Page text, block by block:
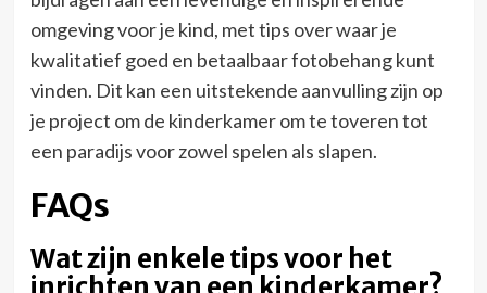
omgeving voor je kind, met tips over waar je
kwalitatief goed en betaalbaar fotobehang kunt
vinden. Dit kan een uitstekende aanvulling zijn op
je project om de kinderkamer om te toveren tot
een paradijs voor zowel spelen als slapen.
FAQs
Wat zijn enkele tips voor het